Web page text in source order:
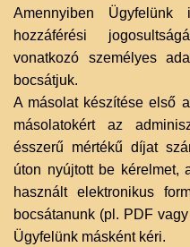
Amennyiben
hozzáférési
vonatkozó személyes
bocsátjuk.
A másolat készítése első
másolatokért az
ésszerű mértékű díjat
úton nyújtott be kérelmet,
használt elektronikus
bocsátanunk (pl. PDF
Ügyfelünk másként kéri.